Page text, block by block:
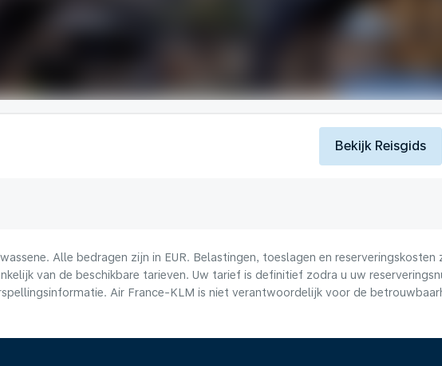
Bekijk Reisgids
Alle bedragen zijn in EUR. Belastingen, toeslagen en reserveringskosten
van de beschikbare tarieven. Uw tarief is definitief zodra u uw
Air France-KLM is niet verantwoordelijk voor de